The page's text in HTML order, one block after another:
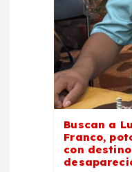
Buscan a
Franco,
con